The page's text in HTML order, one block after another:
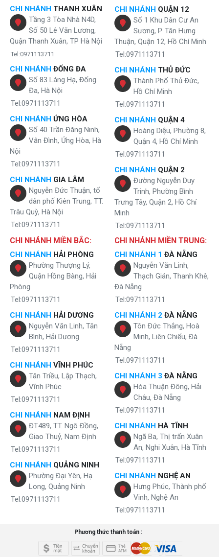
-Màng 2 ( màng lọc HEPA):
được nhập khẩu hoàn toàn từ nước
ngoài. Đây chính là trái tim của
máy lọc không khívới khả năng loại
bỏ tối đa các bụi phân hoa, vi khuẩn có kích cỡ 0.3 micron.
Màng 3 ( lõi UV-C):
Sau khi luồng khí đi qua 2 lõi lọc đến lõi này, các
virus, nấm mốc sẽ được giữ lại và tiêu diệt.
Màng 4 ( titan dioxit):Lõi này hoạt động với chức năng xúc tác
tăng cường lọc toàn bộ các chất hữu cơ, mùi khói độc hại ra khỏi
luồng khí đi qua.
Màng 5( Lõi ion âm):Một phần lượng không khí đi qua sẽ được hóa
thành các phân tử nước bù ẩm ra không khí, đem lại cảm giác trong
lành, thanh mát mà không hề bị khô mũi.
Các tính năng tích hợp hoàn hảo máy lọc
Karofi Kap-115là dòng hiện đại mới ra mắt đáp ứng đầy đủ mong
muốn của khách hàng thông qua những tính năng thông minh và vô
cùng ấn tượng.
Mang nhiều tính năng thông minh và hiện đại
Tự động khuếch tán ion âm
Song song với quá trình lọc không khí,máy lọc không khí karofi
KAP-115còn cung cấp ra các dòng ion âm đem đến cảm giác dễ
chịu, thoải mái cho những người sử dụng. Đây là tính năng cực kì tốt
đối với những gia đình con bé nhỏ, hạn chế tối đa được các bệnh liên
quan đến hệ hô hấp.
Khi phát hiện nguồn khí đầu vào bị ô nhiễm cần cảnh báo, máy sẽ
báo hiệu về chất lượng không khí thông qua màu sắc tích hợp trên
màn hình led, giúp bạn dễ dàng nhận biết được tình trạng và có
những biện pháp kịp thời đáp ứng.
CHI NHÁNH THANH XUÂN
Tầng 3 Tòa Nhà N4D,
Số 50 Lê Văn Lương,
Quận Thanh Xuân, TP Hà Nội
Tel:0971113711
CHI NHÁNH ĐỐNG ĐA
Số 83 Láng Hạ, Đống
Đa, Hà Nội
Tel:0971113711
CHI NHÁNH ỨNG HÒA
Số 40 Trần Đăng Ninh,
Vân Đình, Ứng Hòa, Hà
Nội
Tel:0971113711
CHI NHÁNH GIA LÂM
Nguyễn Đức Thuận, tổ
dân phố Kiên Trung, TT.
Trâu Quỳ, Hà Nội
Tel:0971113711
CHI NHÁNH QUẬN 12
Số 1 Khu Dân Cư An
Sương, P. Tân Hưng
Thuận, Quận 12, Hồ Chí Minh
Tel:0971113711
CHI NHÁNH THỦ ĐỨC
Thành Phố Thủ Đức,
Hồ Chí Minh
Tel:0971113711
CHI NHÁNH QUẬN 4
Hoàng Diệu, Phường 8,
Quận 4, Hồ Chí Minh
Tel:0971113711
CHI NHÁNH QUẬN 2
Đường Nguyễn Duy
Trinh, Phường Bình
Trưng Tây, Quận 2, Hồ Chí
Minh
Tel:0971113711
CHI NHÁNH MIỀN BẮC:
CHI NHÁNH HẢI PHÒNG
Phường Thượng Lý,
Quận Hồng Bàng, Hải
Phòng
Tel:0971113711
CHI NHÁNH HẢI DƯƠNG
Nguyễn Văn Linh, Tân
Bình, Hải Dương
Tel:0971113711
CHI NHÁNH VĨNH PHÚC
Tân Triều, Lập Thạch,
Vĩnh Phúc
Tel:0971113711
CHI NHÁNH NAM ĐỊNH
ĐT489, TT. Ngô Đồng,
Giao Thuỷ, Nam Định
Tel:0971113711
CHI NHÁNH QUẢNG NINH
Phường Đại Yên, Hạ
Long, Quảng Ninh
Tel:0971113711
CHI NHÁNH MIỀN TRUNG:
CHI NHÁNH 1 ĐÀ NẴNG
Nguyễn Văn Linh,
Thạch Gián, Thanh Khê,
Đà Nẵng
Tel:0971113711
CHI NHÁNH 2 ĐÀ NẴNG
Tôn Đức Thắng, Hoà
Minh, Liên Chiểu, Đà
Nẵng
Tel:0971113711
CHI NHÁNH 3 ĐÀ NẴNG
Hòa Thuận Đông, Hải
Châu, Đà Nẵng
Tel:0971113711
CHI NHÁNH HÀ TĨNH
Ngã Ba, Thị trấn Xuân
An, Nghi Xuân, Hà Tĩnh
Tel:0971113711
CHI NHÁNH NGHỆ AN
Hưng Phúc, Thành phố
Vinh, Nghệ An
Tel:0971113711
Phương thức thanh toán :